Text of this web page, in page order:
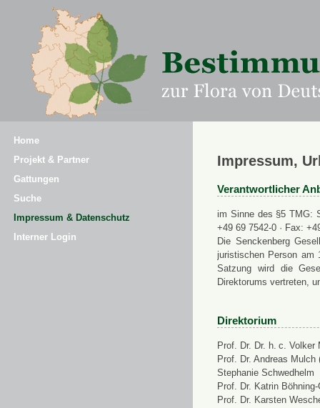
Home
Projekt & Partner
Gattungen
Suche
Impressum & Datenschutz
Interner Login
Impressum,
Verantwortlicher
im Sinne des §5 TMG:
+49 69 7542-0 · Fax:
Die Senckenberg
juristischen Person am
Satzung wird die
Direktorums vertreten,
Direktorium
Prof. Dr. Dr. h. c. Volker
Prof. Dr. Andreas
Stephanie Schwedhelm
Prof. Dr. Katrin
Prof. Dr. Karsten